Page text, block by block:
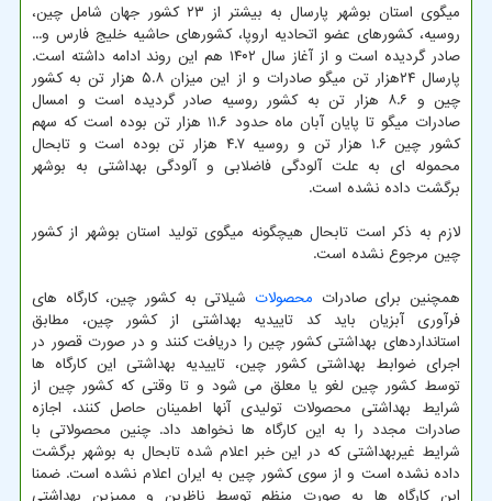
میگوی استان بوشهر پارسال به بیشتر از ۲۳ کشور جهان شامل چین،
روسیه، کشورهای عضو اتحادیه اروپا، کشورهای حاشیه خلیج فارس و...
صادر گردیده است و از آغاز سال ۱۴۰۲ هم این روند ادامه داشته است.
پارسال ۲۴هزار تن میگو صادرات و از این میزان ۵.۸ هزار تن به کشور
چین و ۸.۶ هزار تن به کشور روسیه صادر گردیده است و امسال
صادرات میگو تا پایان آبان ماه حدود ۱۱.۶ هزار تن بوده است که سهم
کشور چین ۱.۶ هزار تن و روسیه ۴.۷ هزار تن بوده است و تابحال
محموله ای به علت آلودگی فاضلابی و آلودگی بهداشتی به بوشهر
برگشت داده نشده است.
لازم به ذکر است تابحال هیچگونه میگوی تولید استان بوشهر از کشور
چین مرجوع نشده است.
همچنین برای صادرات محصولات شیلاتی به کشور چین، کارگاه های
فرآوری آبزیان باید کد تاییدیه بهداشتی از کشور چین، مطابق
استانداردهای بهداشتی کشور چین را دریافت کنند و در صورت قصور در
اجرای ضوابط بهداشتی کشور چین، تاییدیه بهداشتی این کارگاه ها
توسط کشور چین لغو یا معلق می شود و تا وقتی که کشور چین از
شرایط بهداشتی محصولات تولیدی آنها اطمینان حاصل کنند، اجازه
صادرات مجدد را به این کارگاه ها نخواهد داد. چنین محصولاتی با
شرایط غیربهداشتی که در این خبر اعلام شده تابحال به بوشهر برگشت
داده نشده است و از سوی کشور چین به ایران اعلام نشده است. ضمنا
این کارگاه ها به صورت منظم توسط ناظرین و ممیزین بهداشتی